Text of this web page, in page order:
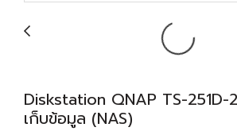
Diskstation QNAP TS-
เก็บข้อมูล (NAS)